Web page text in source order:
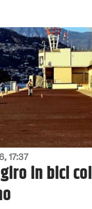
17:37
in bici col